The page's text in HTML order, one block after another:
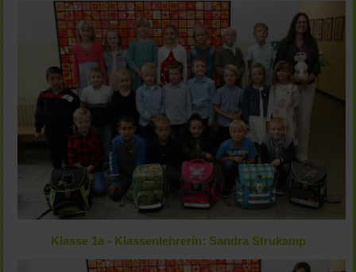
Klasse 1a - Klassenlehrerin: Sandra Strukamp